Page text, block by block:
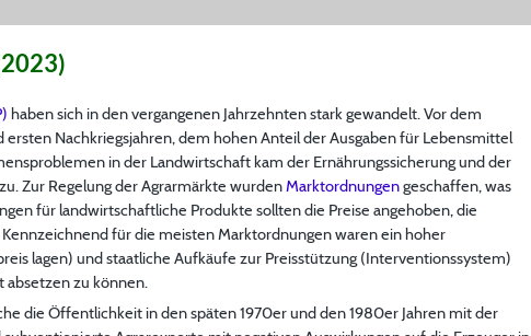
haben sich in den vergangenen Jahrzehnten stark gewandelt. Vor dem
Nachkriegsjahren, dem hohen Anteil der Ausgaben für Lebensmittel
in der Landwirtschaft kam der Ernährungssicherung und der
Zur Regelung der Agrarmärkte wurden Marktordnungengeschaffen, was
für landwirtschaftliche Produkte sollten die Preise angehoben, die
für die meisten Marktordnungen waren ein hoher
lagen) und staatliche Aufkäufe zur Preisstützung (Interventionssystem)
zu können.
die Öffentlichkeit in den späten 1970er und den 1980er Jahren mit der